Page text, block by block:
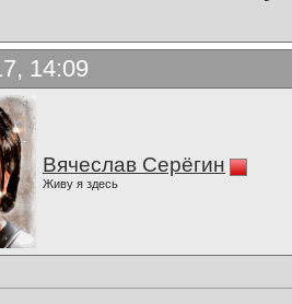
14:09
Вячеслав Серёгин
Живу я здесь